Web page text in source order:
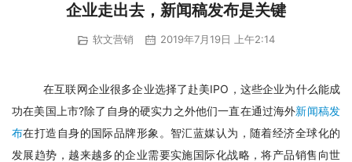
企业走出去，新闻稿发布是关键
软文营销 2019年7月19日 上午2:14
在互联网企业很多企业选择了赴美IPO，这些企业为什么能成
功在美国上市?除了自身的硬实力之外他们一直在通过海外新闻稿发
布在打造自身的国际品牌形象。智汇蓝媒认为，随着经济全球化的
发展趋势，越来越多的企业需要实施国际化战略，将产品销售向世